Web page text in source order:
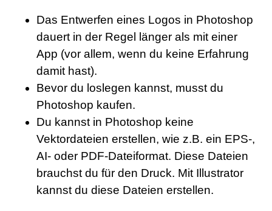
Das Entwerfen eines Logos in Photoshop
dauert in der Regel länger als mit einer
App (vor allem, wenn du keine Erfahrung
damit hast).
Bevor du loslegen kannst, musst du
Photoshop kaufen.
Du kannst in Photoshop keine
Vektordateien erstellen, wie z.B. ein EPS-,
AI- oder PDF-Dateiformat. Diese Dateien
brauchst du für den Druck. Mit Illustrator
kannst du diese Dateien erstellen.